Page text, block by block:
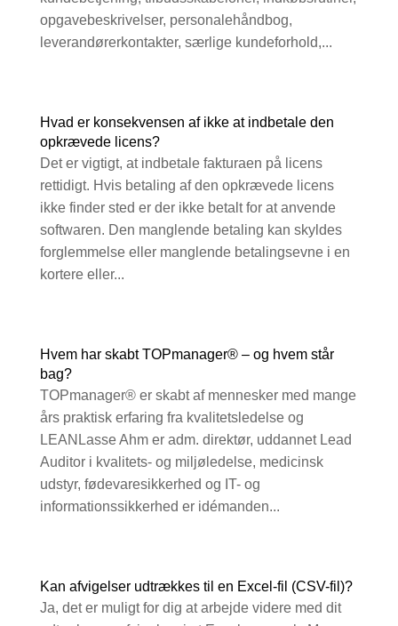
opgavebeskrivelser, personalehåndbog,
leverandørerkontakter, særlige kundeforhold,...
Hvad er konsekvensen af ikke at indbetale den
opkrævede licens?
Det er vigtigt, at indbetale fakturaen på licens
rettidigt. Hvis betaling af den opkrævede licens
ikke finder sted er der ikke betalt for at anvende
softwaren. Den manglende betaling kan skyldes
forglemmelse eller manglende betalingsevne i en
kortere eller...
Hvem har skabt TOPmanager® – og hvem står
bag?
TOPmanager® er skabt af mennesker med mange
års praktisk erfaring fra kvalitetsledelse og
LEANLasse Ahm er adm. direktør, uddannet Lead
Auditor i kvalitets- og miljøledelse, medicinsk
udstyr, fødevaresikkerhed og IT- og
informationssikkerhed er idémanden...
Kan afvigelser udtrækkes til en Excel-fil (CSV-fil)?
Ja, det er muligt for dig at arbejde videre med dit